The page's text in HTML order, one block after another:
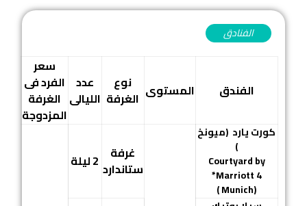
الفنادق
الفندق المستوى
نوع
الغرفة
عدد
الليالى
سعر
الفرد فى
الغرفة
المزدوجة
كورت يارد (ميونخ
)
Courtyard by
Marriott 4*
(Munich )
غرفة
ستاندارد 2 ليلة